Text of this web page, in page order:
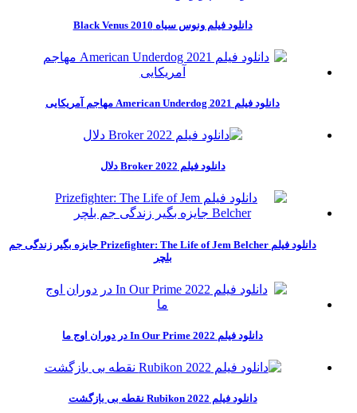
دانلود فیلم ونوس سیاه Black Venus 2010
دانلود فیلم American Underdog 2021 مهاجم آمریکایی
دانلود فیلم Broker 2022 دلال
دانلود فیلم Prizefighter: The Life of Jem Belcher جایزه بگیر زندگی جم
بلچر
دانلود فیلم In Our Prime 2022 در دوران اوج ما
دانلود فیلم Rubikon 2022 نقطه بی بازگشت